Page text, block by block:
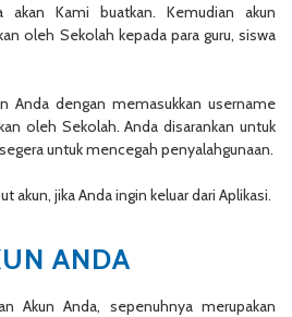
akan Kami buatkan. Kemudian akun
oleh Sekolah kepada para guru, siswa
Anda dengan memasukkan username
oleh Sekolah. Anda disarankan untuk
untuk mencegah penyalahgunaan.
akun, jika Anda ingin keluar dari Aplikasi.
ANDA
Akun Anda, sepenuhnya merupakan